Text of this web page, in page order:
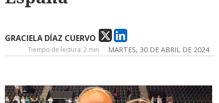
GRACIELA DÍAZ CUERVO
MARTES, 30 DE ABRIL DE 2024
Tiempo de lectura: 2 min